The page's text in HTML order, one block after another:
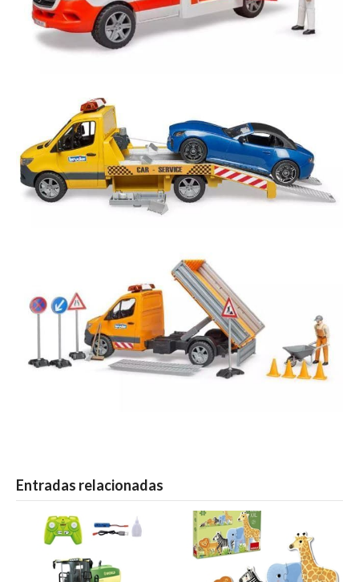
Entradas relacionadas